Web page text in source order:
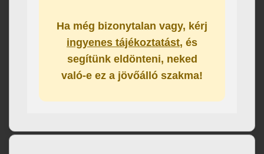
Ha még bizonytalan vagy, kérj
ingyenes tájékoztatást, és
segítünk eldönteni, neked
való-e ez a jövőálló szakma!